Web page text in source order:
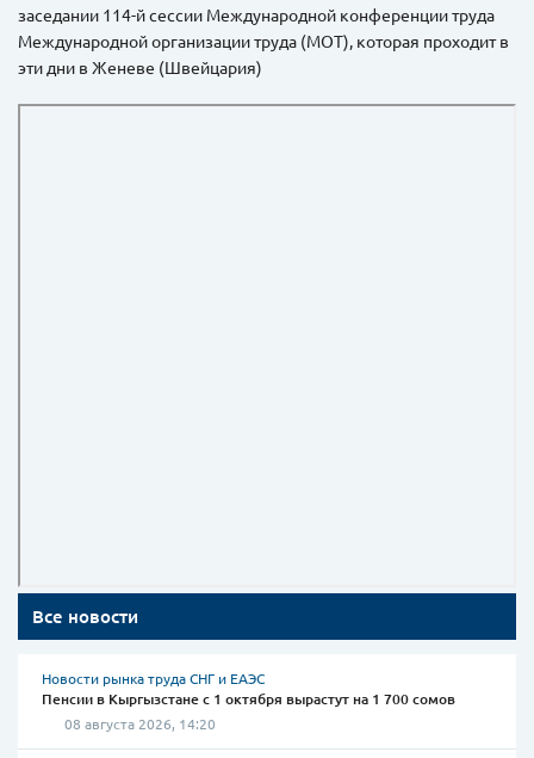
Все новости
Новости рынка труда СНГ и ЕАЭС
Пенсии в Кыргызстане с 1 октября вырастут на 1 700 сомов
08 августа 2026, 14:20
заседании 114-й сессии Международной конференции труда
Международной организации труда (МОТ), которая проходит в
эти дни в Женеве (Швейцария)